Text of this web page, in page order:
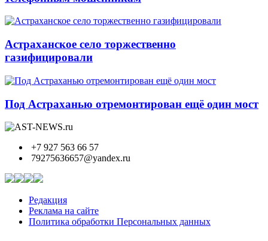
Астраханское село торжественно
газифицировали
Под Астраханью отремонтирован ещё один мост
+7 927 563 66 57
79275636657@yandex.ru
Редакция
Реклама на сайте
Политика обработки Персональных данных